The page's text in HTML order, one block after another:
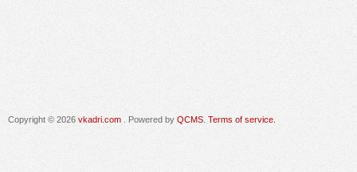
Copyright © 2026 vkadri.com . Powered by QCMS Terms of service.